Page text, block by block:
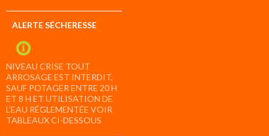
ALERTE SÉCHERESSE
NIVEAU CRISE TOUT
ARROSAGE EST INTERDIT,
SAUF POTAGER ENTRE 20 H
ET 8 H ET UTILISATION DE
L’EAU RÉGLEMENTÉE VOIR
TABLEAUX CI-DESSOUS